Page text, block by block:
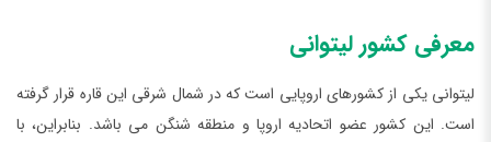
معرفی کشور لیتوانی
لیتوانی یکی از کشورهای اروپایی است که در شمال شرقی این قاره قرار گرفته
است. این کشور عضو اتحادیه اروپا و منطقه شنگن می باشد. بنابراین، با